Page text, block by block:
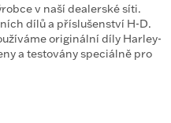
v naší dealerské síti.
dílů a příslušenství H-D.
originální díly Harley-
a testovány speciálně pro